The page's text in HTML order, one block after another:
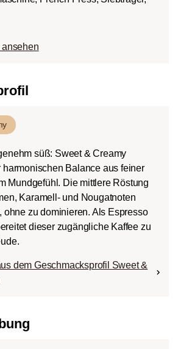
süß: Sweet & Creamy
harmonischen Balance aus feiner
Mundgefühl. Die mittlere Röstung
Karamell- und Nougatnoten
ohne zu dominieren. Als Espresso
dieser zugängliche Kaffee zu
dem Geschmacksprofil Sweet &